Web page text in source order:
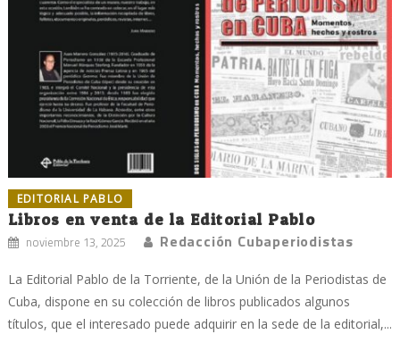
EDITORIAL PABLO
Libros en venta de la Editorial Pablo
noviembre 13, 2025 Redacción Cubaperiodistas
La Editorial Pablo de la Torriente, de la Unión de la Periodistas de
Cuba, dispone en su colección de libros publicados algunos
títulos, que el interesado puede adquirir en la sede de la editorial,...